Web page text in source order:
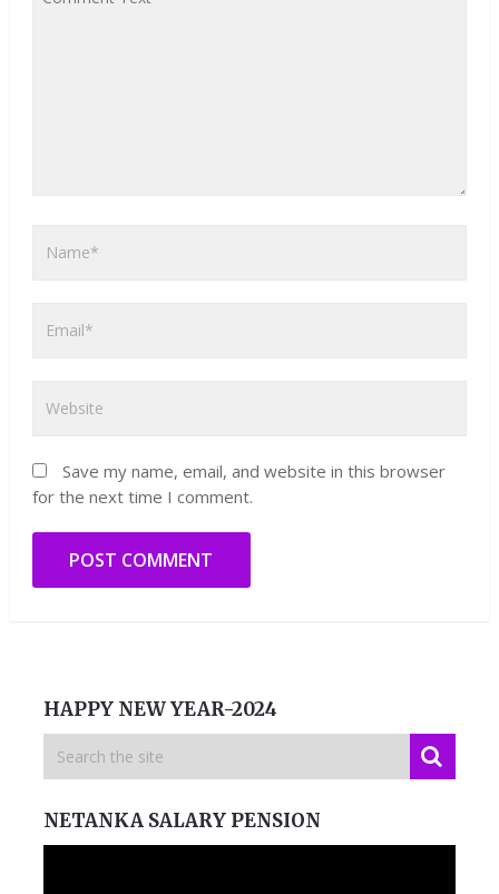
Save my name, email, and website in this browser
for the next time I comment.
HAPPY NEW YEAR-2024
NETANKA SALARY PENSION